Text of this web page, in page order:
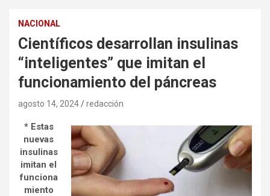
NACIONAL
Científicos desarrollan insulinas
“inteligentes” que imitan el
funcionamiento del páncreas
agosto 14, 2024 redacción
* Estas
nuevas
insulinas
imitan el
funciona
miento